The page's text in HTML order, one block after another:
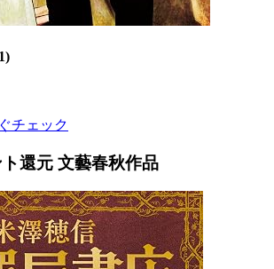
チェック
還元 文藝春秋作品